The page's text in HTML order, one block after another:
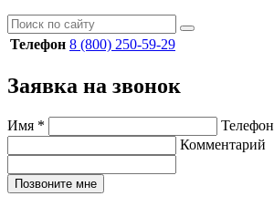
Телефон 8 (800) 250-59-29
Заявка на звонок
Имя * Телефон
Комментарий
Позвоните мне